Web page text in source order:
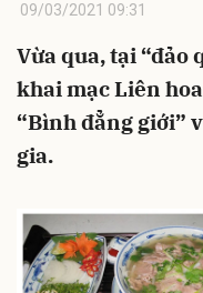
09/03/2021 09:31
Vừa qua, tại “đảo
khai mạc Liên
“Bình đẳng giới”
gia.